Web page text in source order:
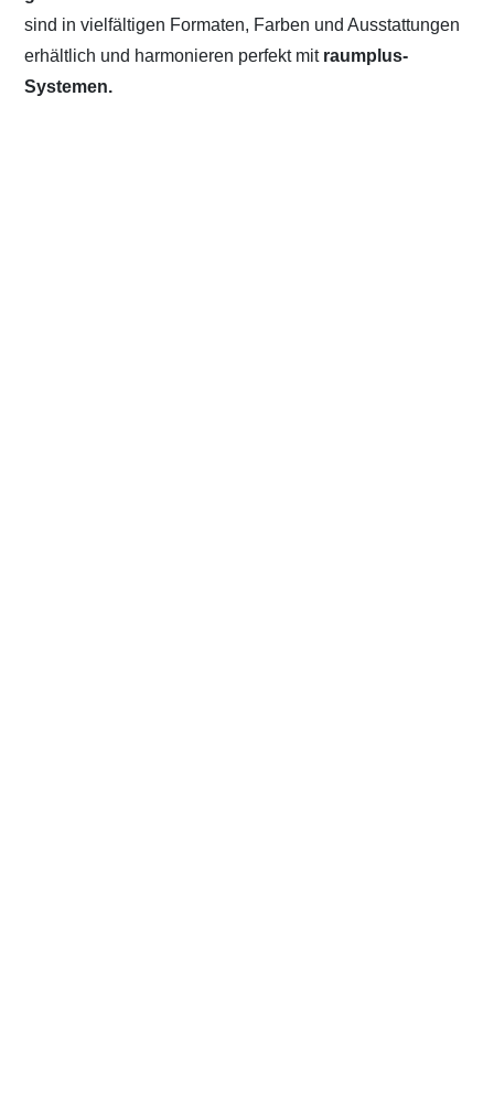
sind in vielfältigen Formaten, Farben und Ausstattungen
erhältlich und harmonieren perfekt mit raumplus-
Systemen.